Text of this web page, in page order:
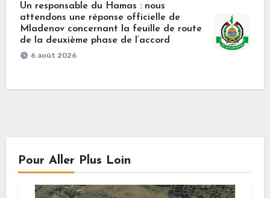
Un responsable du Hamas : nous
attendons une réponse officielle de
Mladenov concernant la feuille de route
de la deuxième phase de l’accord
6 août 2026
Pour Aller Plus Loin